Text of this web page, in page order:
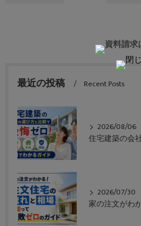
最近の投稿 Recent Posts
2026/08/06
2026/07/30